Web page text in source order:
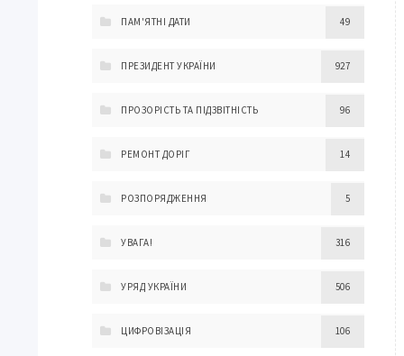
ПАМ'ЯТНІ ДАТИ 49
ПРЕЗИДЕНТ УКРАЇНИ 927
ПРОЗОРІСТЬ ТА ПІДЗВІТНІСТЬ 96
РЕМОНТ ДОРІГ 14
РОЗПОРЯДЖЕННЯ 5
УВАГА! 316
УРЯД УКРАЇНИ 506
ЦИФРОВІЗАЦІЯ 106